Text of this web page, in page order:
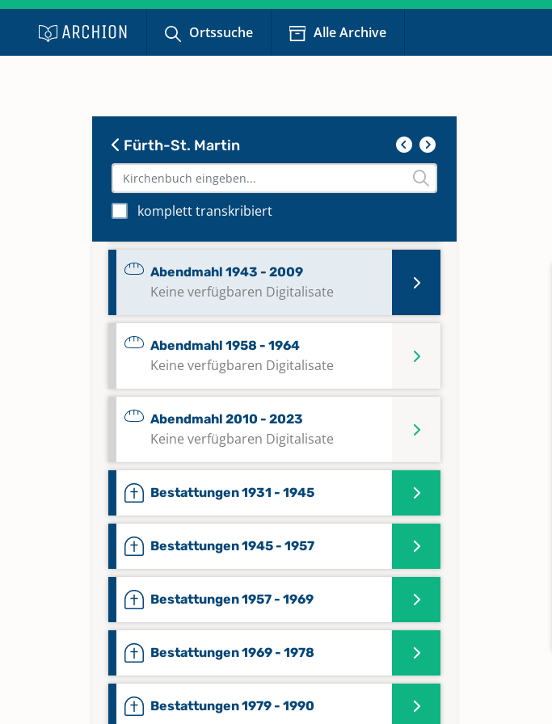
Ortssuche Alle Archive
Fürth-St. Martin
komplett transkribiert
Abendmahl 1933 - 1951
Keine verfügbaren Digitalisate
Abendmahl 1943 - 2009
Keine verfügbaren Digitalisate
Abendmahl 1958 - 1964
Keine verfügbaren Digitalisate
Abendmahl 2010 - 2023
Keine verfügbaren Digitalisate
Bestattungen 1931 - 1945
Bestattungen 1945 - 1957
Bestattungen 1957 - 1969
Bestattungen 1969 - 1978
Bestattungen 1979 - 1990